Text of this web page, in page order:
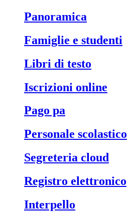
panoramica
famiglie e studenti
libri di testo
iscrizioni online
pago pa
personale scolastico
segreteria cloud
registro elettronico
interpello